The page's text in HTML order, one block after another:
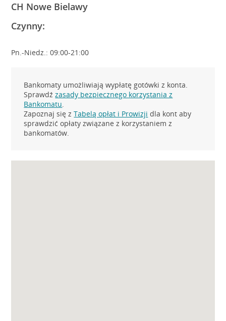
CH Nowe Bielawy
Czynny:
Pn.-Niedz.: 09:00-21:00
Bankomaty umożliwiają wypłatę gotówki z konta.
Sprawdźzasady bezpiecznego korzystania z
Bankomatu.
Zapoznaj się zTabelą opłat i Prowizji dla kont aby
sprawdzić opłaty związane z korzystaniem z
bankomatów.